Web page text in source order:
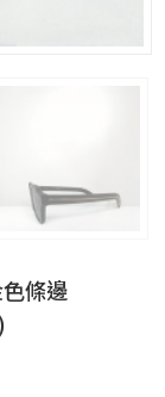
條邊